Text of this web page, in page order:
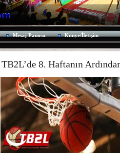
Mesaj Panosu Künye/İletişim
TB2L’de 8. Haftanın